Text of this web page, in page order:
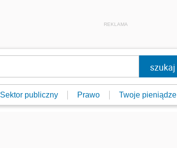
REKLAMA
Sektor publiczny Prawo Twoje pieniądze